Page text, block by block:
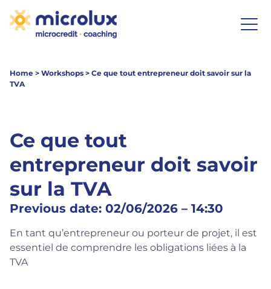
Home > Workshops > Ce que tout entrepreneur doit savoir sur la
TVA
Ce que tout
entrepreneur doit savoir
sur la TVA
Previous date: 02/06/2026 – 14:30
En tant qu’entrepreneur ou porteur de projet, il est
essentiel de comprendre les obligations liées à la
TVA